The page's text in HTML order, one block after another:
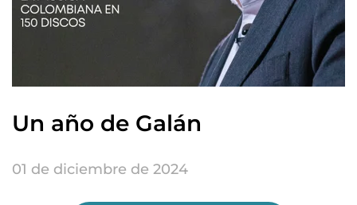
Un año de Galán
01 de diciembre de 2024